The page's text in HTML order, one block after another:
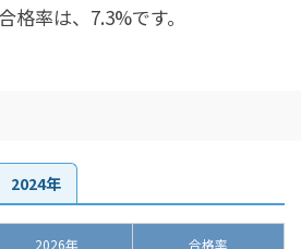
格率は、7.3%です。
2024年
2026年 合格率